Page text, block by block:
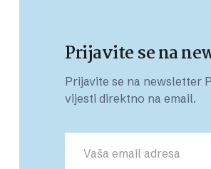
Prijavite se na
Prijavite se na newsletter
vijesti direktno na email.